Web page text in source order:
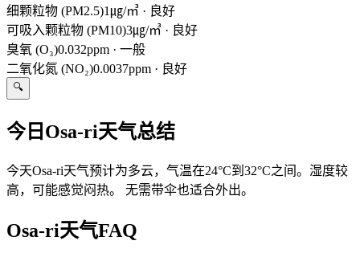
细颗粒物 (PM2.5)1㎍/㎥ · 良好
可吸入颗粒物 (PM10)3㎍/㎥ · 良好
臭氧 (O₃)0.032ppm · 一般
二氧化氮 (NO₂)0.0037ppm · 良好
🔍
今日Osa-ri天气总结
今天Osa-ri天气预计为多云，气温在24°C到32°C之间。湿度较
高，可能感觉闷热。 无需带伞也适合外出。
Osa-ri天气FAQ